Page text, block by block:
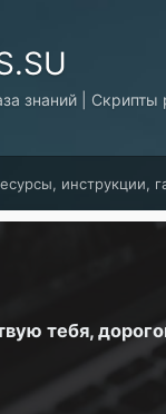
знаний | Скрипты
инструкции,
тебя,